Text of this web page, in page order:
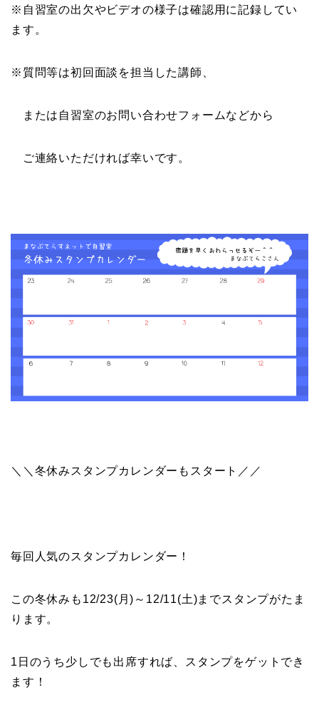
※自習室の出欠やビデオの様子は確認用に記録してい
ます。
※質問等は初回面談を担当した講師、
または自習室のお問い合わせフォームなどから
ご連絡いただければ幸いです。
＼＼冬休みスタンプカレンダーもスタート／／
毎回人気のスタンプカレンダー！
この冬休みも12/23(月)～12/11(土)までスタンプがたま
ります。
1日のうち少しでも出席すれば、スタンプをゲットでき
ます！